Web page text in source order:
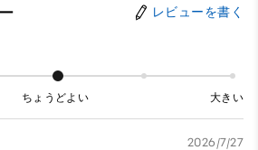
レビューを書く
ちょうどよい 大きい
2026/7/27